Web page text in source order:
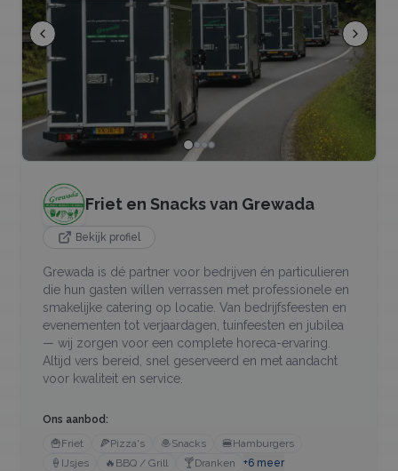
Friet en Snacks van Grewada
Bekijk profiel
Grewada is dé partner voor bedrijven én particulieren
die hun gasten willen verrassen met professionele en
smakelijke catering op locatie. Van bedrijfsfeesten en
evenementen tot verjaardagen, tuinfeesten en jubilea
— wij zorgen voor een complete horeca-ervaring.
Altijd vers bereid, snel geserveerd en met aandacht
voor kwaliteit en service.
Ons aanbod:
🍟Friet 🍕Pizza's 🧆Snacks 🍔Hamburgers
🍦 IJsjes 🔥 BBQ / Grill 🍸Dranken +6 meer